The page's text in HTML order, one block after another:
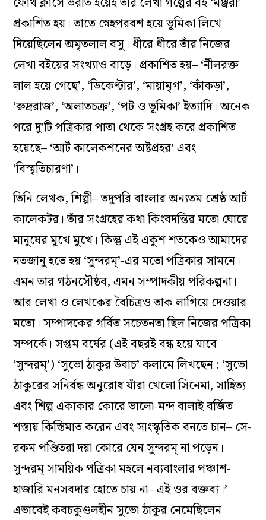
প্রকাশিত হয়। তাতে স্নেহপরবশ হয়ে ভূমিকা লিখে
দিয়েছিলেন অমৃতলাল বসু। ধীরে ধীরে তাঁর নিজের
লেখা বইয়ের সংখ্যাও বাড়ে। প্রকাশিত হয়– ‘নীলরক্ত
লাল হয়ে গেছে’, ‘ডিকেণ্টার’, ‘মায়ামৃগ’, ‘কাঁকড়া’,
‘রুদ্ররাজ’, ‘অলাতচক্র’, ‘পট ও ভূমিকা’ ইত্যাদি। অনেক
পরে দু’টি পত্রিকার পাতা থেকে সংগ্রহ করে প্রকাশিত
হয়েছে– ‘আর্ট কালেকশনের অষ্টপ্রহর’ এবং
‘বিস্মৃতিচারণা’।
তিনি লেখক, শিল্পী– তদুপরি বাংলার অন্যতম শ্রেষ্ঠ আর্ট
কালেকটর। তাঁর সংগ্রহের কথা কিংবদন্তির মতো ঘোরে
মানুষের মুখে মুখে। কিন্তু এই একুশ শতকেও আমাদের
নতজানু হতে হয় ‘সুন্দরম্‌’-এর মতো পত্রিকার সামনে।
এমন তার গঠনসৌষ্ঠব, এমন সম্পাদকীয় পরিকল্পনা।
আর লেখা ও লেখকের বৈচিত্রও তাক লাগিয়ে দেওয়ার
মতো। সম্পাদকের গর্বিত সচেতনতা ছিল নিজের পত্রিকা
সম্পর্কে। সপ্তম বর্ষের (এই বছরই বন্ধ হয়ে যাবে
‘সুন্দরম্‌’) ‘সুভো ঠাকুর উবাচ’ কলামে লিখছেন : ‘সুভো
ঠাকুরের সনির্বন্ধ অনুরোধ যাঁরা খেলো সিনেমা, সাহিত্য
এবং শিল্প একাকার কোরে ভালো-মন্দ বালাই বর্জিত
শস্তায় কিস্তিমাত করেন এবং সাংস্কৃতিক বনতে চান– সে-
রকম পণ্ডিতরা দয়া কোরে যেন সুন্দরম্‌ না পড়েন।
সুন্দরম্‌ সাময়িক পত্রিকা মহলে নব্যবাংলার পঞ্চাশ-
হাজারি মনসবদার হোতে চায় না– এই ওর বক্তব্য।’
এভাবেই কবচকুণ্ডলহীন সুভো ঠাকুর নেমেছিলেন